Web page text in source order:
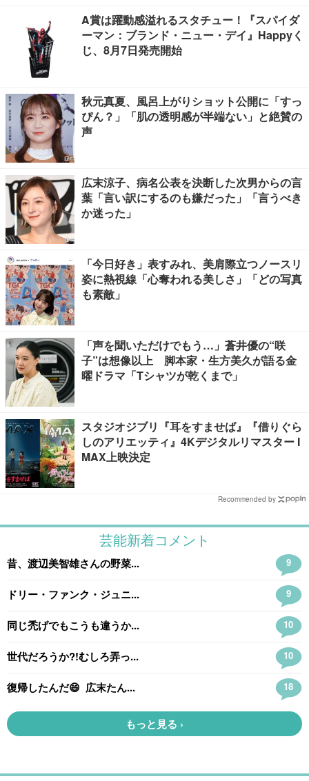
A賞は躍動感溢れるスタチュー！『スパイダ
ーマン：ブランド・ニュー・デイ』Happyく
じ、8月7日発売開始
秋元真夏、風呂上がりショット公開に「すっ
ぴん？」「肌の透明感が半端ない」と絶賛の
声
広末涼子、病名公表を決断した次男からの言
葉「言い訳にするのも嫌だった」「言うべき
か迷った」
「今日好き」表すみれ、美肩際立つノースリ
姿に熱視線「心奪われる美しさ」「どの写真
も素敵」
「声を聞いただけでもう…」蒼井優の“咲
子”は想像以上 脚本家・生方美久が語る金
曜ドラマ「Tシャツが乾くまで」
スタジオジブリ『耳をすませば』『借りぐら
しのアリエッティ』4Kデジタルリマスター I
MAX上映決定
Recommended by